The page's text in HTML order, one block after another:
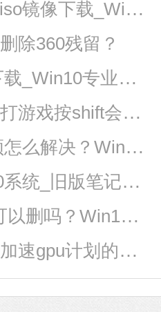
Win10arm官方iso镜像下载_Win10arm版镜像64位下载
除360残留？
Win10专业版下载_Win10专业版极速安装系统64位
怎么解决win10打游戏按shift会切换输入法？
Win10鼠标卡顿怎么解决？Win10鼠标拖动窗口有延迟解决方法
老笔记本Win10系统_旧版笔记本Win10精简版系统
传递优化文件可以删吗？Win10删除传递优化文件的方法
win10开启硬件加速gpu计划的方法